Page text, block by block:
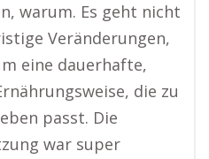
warum. Es geht nicht
Veränderungen,
eine dauerhafte,
die zu
passt. Die
war super